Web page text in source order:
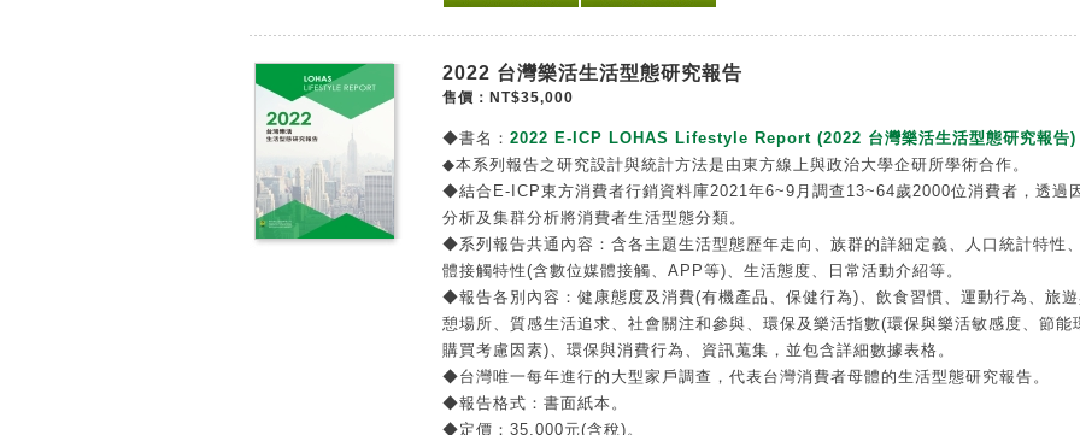
2022 台灣樂活生活型態研究報告
售價：NT$35,000
◆書名： 2022 E-ICP LOHAS Lifestyle Report (2022 台灣樂活生活型態研究報告)
◆本系列報告之研究設計與統計方法是由東方線上與政治大學企研所學術合作。
◆結合E-ICP東方消費者行銷資料庫2021年6~9月調查13~64歲2000位消費者，透過
分析及集群分析將消費者生活型態分類。
◆系列報告共通內容：含各主題生活型態歷年走向、族群的詳細定義、人口統計特性
體接觸特性(含數位媒體接觸、APP等)、生活態度、日常活動介紹等。
◆報告各別內容：健康態度及消費(有機產品、保健行為)、飲食習慣、運動行為、旅
憩場所、質感生活追求、社會關注和參與、環保及樂活指數(環保與樂活敏感度、節能
購買考慮因素)、環保與消費行為、資訊蒐集，並包含詳細數據表格。
◆台灣唯一每年進行的大型家戶調查，代表台灣消費者母體的生活型態研究報告。
◆報告格式：書面紙本。
◆定價：35,000元(含稅)。